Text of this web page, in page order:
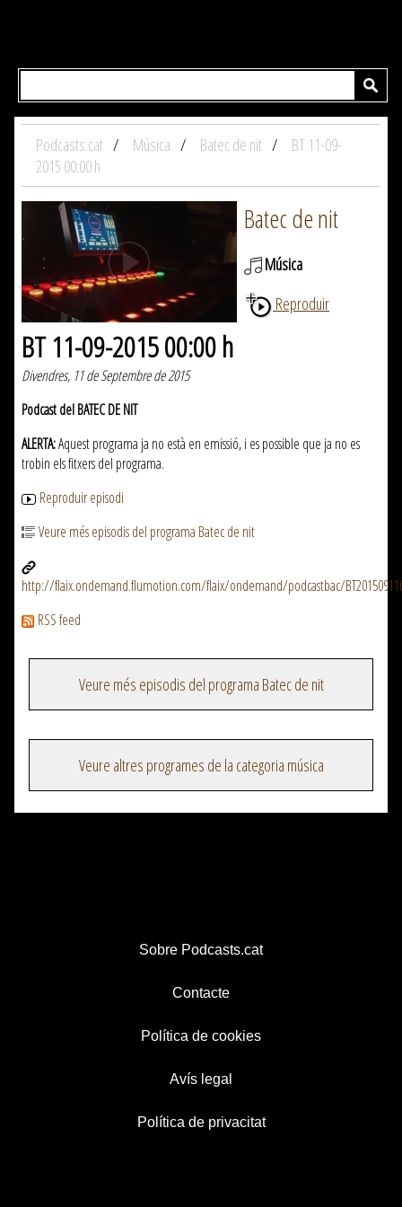
Podcasts.cat Música Batec de nit
BT 11-09-
2015 00:00 h
Batec de nit
Música
Reproduir
BT 11-09-2015 00:00 h
Divendres, 11 de Septembre de 2015
Podcast del BATEC DE NIT
ALERTA:Aquest programa ja no està en emissió, i es possible que ja no es
trobin els fitxers del programa.
Reproduir episodi
Veure més episodis del programa Batec de nit
http://flaix.ondemand.flumotion.com/flaix/ondemand/podcastbac/
RSS feed
Veure més episodis del programa Batec de nit
Veure altres programes de la categoria música
Sobre Podcasts.cat
Contacte
Política de cookies
Avís legal
Política de privacitat